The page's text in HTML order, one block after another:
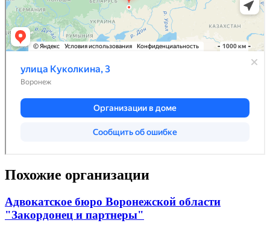
Похожие организации
Адвокатское бюро Воронежской области
"Закордонец и партнеры"